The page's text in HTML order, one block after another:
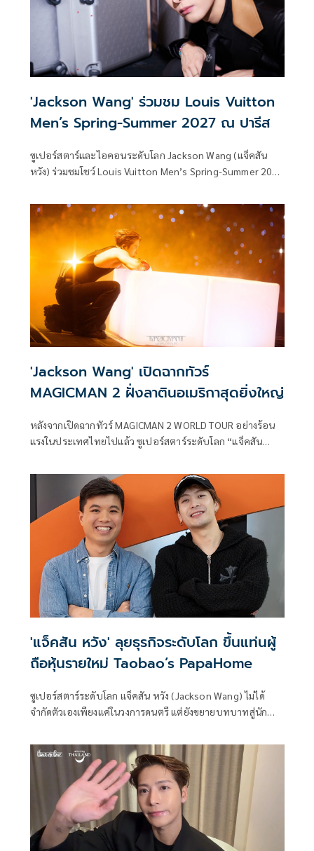
'Jackson Wang' ร่วมชม Louis Vuitton
Men’s Spring-Summer 2027 ณ ปารีส
ซูเปอร์สตาร์และไอคอนระดับโลก Jackson Wang (แจ็คสัน
หวัง) ร่วมชมโชว์ Louis Vuitton Men’s Spring-Summer 2027
Ambassador ของเขาในโชว์เสื้อผ้าบุรุษของ Louis Vuitton นับ
ตั้งแต่ได้รับการแต่งตั้งเป็น Brand Ambassador ของแบรนด์
'Jackson Wang' เปิดฉากทัวร์
MAGICMAN 2 ฝั่งลาตินอเมริกาสุดยิ่งใหญ่
หลังจากเปิดฉากทัวร์ MAGICMAN 2 WORLD TOUR อย่างร้อน
แรงในประเทศไทยไปแล้ว ซูเปอร์สตาร์ระดับโลก “แจ็คสัน
ประเทศทั่วโลกอย่างต่อเนื่อง ล่าสุดสานต่อความสำเร็จของทัวร์
ด้วยการเปิดฉากในฝั่งลาตินอเมริกาอย่างเป็นทางการ
'แจ็คสัน หวัง' ลุยธุรกิจระดับโลก ขึ้นแท่นผู้
ถือหุ้นรายใหม่ Taobao’s PapaHome
ซูเปอร์สตาร์ระดับโลก แจ็คสัน หวัง (Jackson Wang) ไม่ได้
จำกัดตัวเองเพียงแค่ในวงการดนตรี แต่ยังขยายบทบาทสู่นัก
PapaHome ร้านเฟอร์นิเจอร์และสินค้าไลฟ์สไตล์ของ Taobao
ในฮ่องกง พร้อมเป็นนักลงทุนเชิงกลยุทธ์ผ่านบริษัทในเครือของ
เขา TEAM HOLDING การเป็นพันธมิตรครั้งสำคัญนี้ถือเป็นก้าว
สำคัญในการขยายธุรกิจของ Taobao โดยอาศัยอิทธิพลและชื่อ
เสียงของ แจ็คสัน หวัง เพื่อเสริมความแข็งแกร่งให้กับตลาดทั้งใน
ฮ่องกงและต่างประเทศ